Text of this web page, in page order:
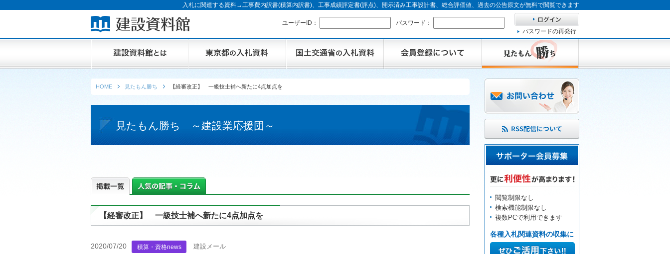
入札に関連する資料→工事費内訳書(積算内訳書)、工事成績評定書(評点)、開示済み工事設計書、総合評価値、過去の公告原文が無料で閲覧できます
ユーザーID：
パスワード：
パスワードの再発行
HOME 見たもん勝ち 【経審改正】 一級技士補へ新たに4点加点を
見たもん勝ち ～建設業応援団～
【経審改正】 一級技士補へ新たに4点加点を
2020/07/20 積算・資格news 建設メール
閲覧制限なし
検索機能制限なし
複数PCで利用できます
各種入札関連資料の収集に